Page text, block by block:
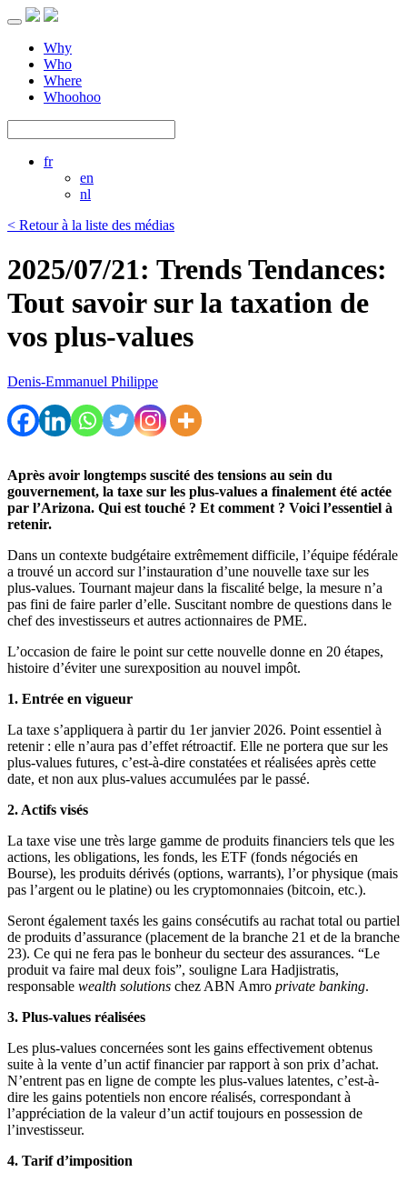
Toggle
navigation
Why
Who
Where
Whoohoo
fr
en
nl
< Retour à la liste des médias
2025/07/21: Trends Tendances:
Tout savoir sur la taxation de
vos plus-values
Denis-Emmanuel Philippe
Après avoir longtemps suscité des tensions au sein du
gouvernement, la taxe sur les plus-values a finalement été actée
par l’Arizona. Qui est touché ? Et comment ? Voici l’essentiel à
retenir.
Dans un contexte budgétaire extrêmement difficile, l’équipe fédérale
a trouvé un accord sur l’instauration d’une nouvelle taxe sur les
plus-values. Tournant majeur dans la fiscalité belge, la mesure n’a
pas fini de faire parler d’elle. Suscitant nombre de questions dans le
chef des investisseurs et autres actionnaires de PME.
L’occasion de faire le point sur cette nouvelle donne en 20 étapes,
histoire d’éviter une surexposition au nouvel impôt.
1. Entrée en vigueur
La taxe s’appliquera à partir du 1er janvier 2026. Point essentiel à
retenir : elle n’aura pas d’effet rétroactif. Elle ne portera que sur les
plus-values futures, c’est-à-dire constatées et réalisées après cette
date, et non aux plus-values accumulées par le passé.
2. Actifs visés
La taxe vise une très large gamme de produits financiers tels que les
actions, les obligations, les fonds, les ETF (fonds négociés en
Bourse), les produits dérivés (options, warrants), l’or physique (mais
pas l’argent ou le platine) ou les cryptomonnaies (bitcoin, etc.).
Seront également taxés les gains consécutifs au rachat total ou partiel
de produits d’assurance (placement de la branche 21 et de la branche
23). Ce qui ne fera pas le bonheur du secteur des assurances. “Le
produit va faire mal deux fois”, souligne Lara Hadjistratis,
responsable wealth solutions chez ABN Amro private banking.
3. Plus-values réalisées
Les plus-values concernées sont les gains effectivement obtenus
suite à la vente d’un actif financier par rapport à son prix d’achat.
N’entrent pas en ligne de compte les plus-values latentes, c’est-à-
dire les gains potentiels non encore réalisés, correspondant à
l’appréciation de la valeur d’un actif toujours en possession de
l’investisseur.
4. Tarif d’imposition